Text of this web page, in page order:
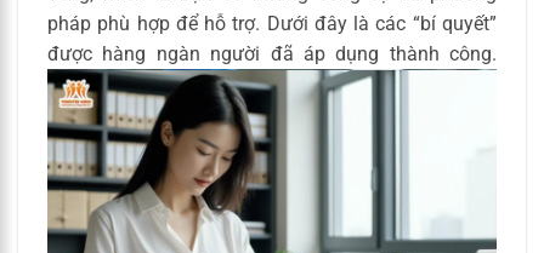
pháp phù hợp để hỗ trợ. Dưới đây là các “bí quyết”
được hàng ngàn người đã áp dụng thành công.